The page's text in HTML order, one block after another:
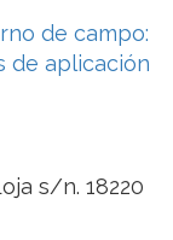
de campo:
de aplicación
s/n. 18220